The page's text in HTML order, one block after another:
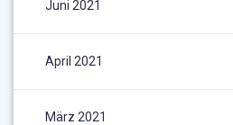
Juni 2021
April 2021
März 2021